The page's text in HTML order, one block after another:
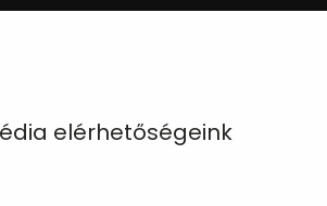
elérhetőségeink